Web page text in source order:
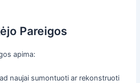
Pareigos
apima:
naujai sumontuoti ar rekonstruoti